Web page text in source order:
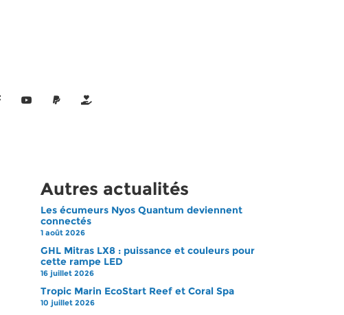
Autres actualités
Les écumeurs Nyos Quantum deviennent
connectés
1 août 2026
GHL Mitras LX8 : puissance et couleurs pour
cette rampe LED
16 juillet 2026
Tropic Marin EcoStart Reef et Coral Spa
10 juillet 2026